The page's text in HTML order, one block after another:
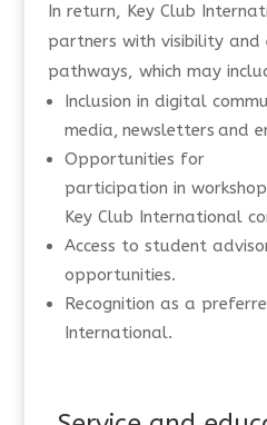
In return, Key Club
partners with visibility and
pathways, which may
Inclusion in digital
media, newsletters and
Opportunities for
participation in
Key Club International
Access to student
opportunities.
Recognition as a
International.